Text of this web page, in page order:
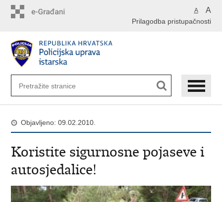
A A
Prilagodba pristupačnosti
Objavljeno: 09.02.2010.
Koristite sigurnosne pojaseve i
autosjedalice!